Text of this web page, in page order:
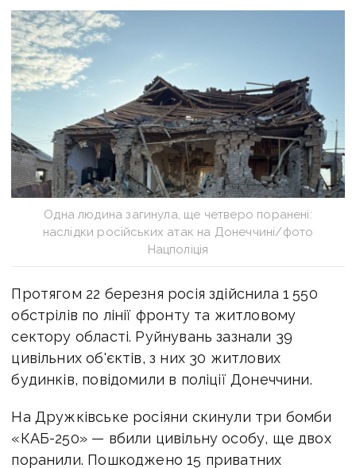
Одна людина загинула, ще четверо поранені:
наслідки російських атак на Донеччині/фото
Нацполіція
Протягом 22 березня росія здійснила 1 550
обстрілів по лінії фронту та житловому
сектору області. Руйнувань зазнали 39
цивільних об'єктів, з них 30 житлових
будинків, повідомили в поліції Донеччини.
На Дружківське росіяни скинули три бомби
«КАБ-250» — вбили цивільну особу, ще двох
поранили. Пошкоджено 15 приватних